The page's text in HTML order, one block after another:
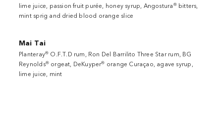
lime juice, passion fruit purée, honey syrup, Angostura®bitters,
mint sprig and dried blood orange slice
Mai Tai
Planteray® O.F.T.D rum, Ron Del Barrilito Three Star rum, BG
Reynolds®orgeat, DeKuyper® orange Curaçao, agave syrup,
lime juice, mint